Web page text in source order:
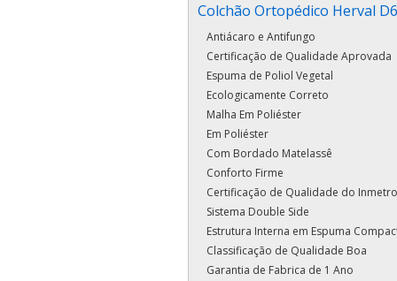
Colchão Ortopédico Herval
Antiácaro e Antifungo
Certificação de Qualidade Aprovada
Espuma de Poliol Vegetal
Ecologicamente Correto
Malha Em Poliéster
Em Poliéster
Com Bordado Matelassê
Conforto Firme
Certificação de Qualidade do Inmetro
Sistema Double Side
Estrutura Interna em Espuma
Classificação de Qualidade Boa
Garantia de Fabrica de 1 Ano